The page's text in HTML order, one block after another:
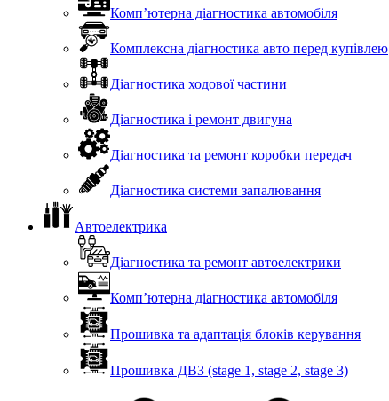
Комп’ютерна діагностика автомобіля
Комплексна діагностика авто перед купівлею
Діагностика ходової частини
Діагностика і ремонт двигуна
Діагностика та ремонт коробки передач
Діагностика системи запалювання
Автоелектрика
Діагностика та ремонт автоелектрики
Комп’ютерна діагностика автомобіля
Прошивка та адаптація блоків керування
Прошивка ДВЗ (stage 1, stage 2, stage 3)